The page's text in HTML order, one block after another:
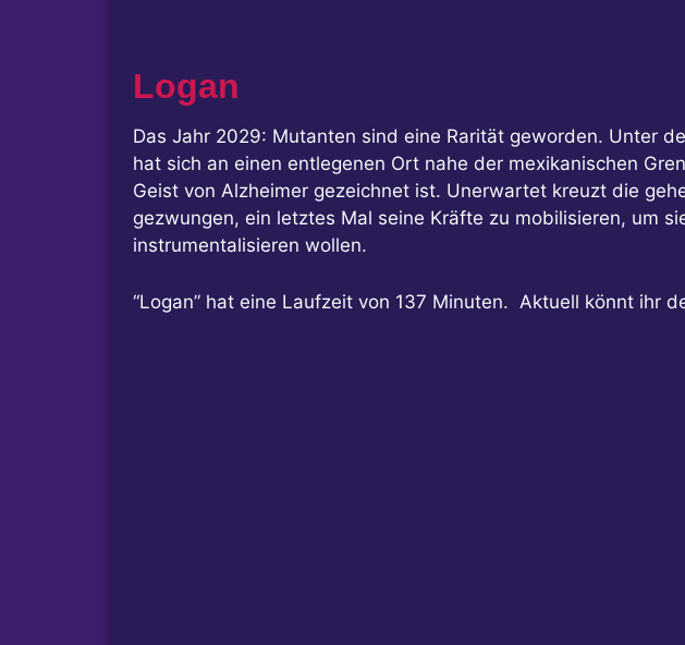
Logan
Das Jahr 2029: Mutanten sind eine Rarität geworden. Unter
hat sich an einen entlegenen Ort nahe der mexikanischen
Geist von Alzheimer gezeichnet ist. Unerwartet kreuzt die
gezwungen, ein letztes Mal seine Kräfte zu mobilisieren, um
instrumentalisieren wollen.
“Logan” hat eine Laufzeit von 137 Minuten. Aktuell könnt ihr